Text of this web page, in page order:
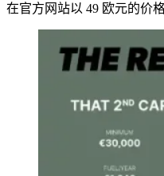
在官方网站以 49 欧元的价